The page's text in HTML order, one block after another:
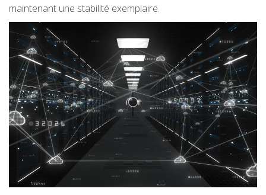
maintenant une stabilité exemplaire.